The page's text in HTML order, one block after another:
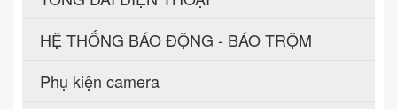
HỆ THỐNG BÁO ĐỘNG - BÁO TRỘM
Phụ kiện camera